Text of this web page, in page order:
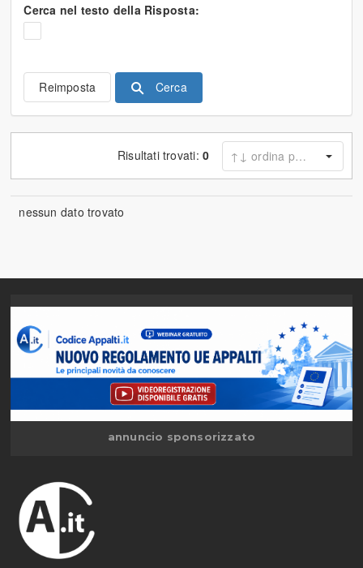
Cerca nel testo della Risposta:
Reimposta Cerca
Risultati trovati: 0
nessun dato trovato
annuncio sponsorizzato